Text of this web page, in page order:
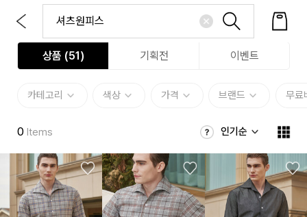
상품 (51 ) 기획전 이벤트
카테고리 색상 가격 브랜드 무료
0 Items 인기순